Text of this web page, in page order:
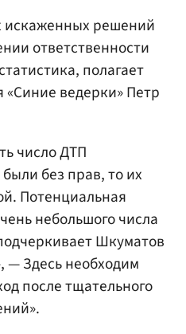
решений
ответственности
полагает
ведерки» Петр
число ДТП
без прав, то их
Потенциальная
небольшого числа
Шкуматов
— Здесь необходим
после тщательного